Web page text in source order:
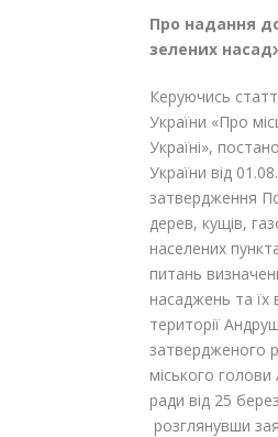
Про надання
зелених
Керуючись
України «Про
Україні»,
України від
затвердження
дерев, кущів,
населених
питань
насаджень та їх
території
затвердженого
міського голови
ради від 25
розглянувши